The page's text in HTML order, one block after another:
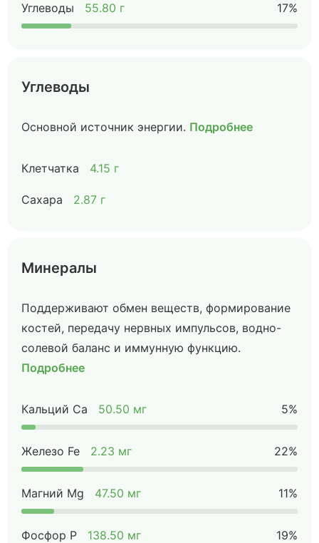
Углеводы 55.80 г 17%
Углеводы
Основной источник энергии. Подробнее
Клетчатка 4.15 г
Сахара 2.87 г
Минералы
Поддерживают обмен веществ, формирование
костей, передачу нервных импульсов, водно-
солевой баланс и иммунную функцию.
Подробнее
Кальций Ca 50.50 мг 5%
Железо Fe 2.23 мг 22%
Магний Mg 47.50 мг 11%
Фосфор P 138.50 мг 19%